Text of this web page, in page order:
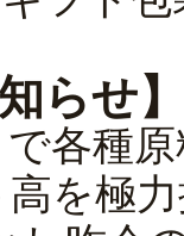
らせ】
各種
を極